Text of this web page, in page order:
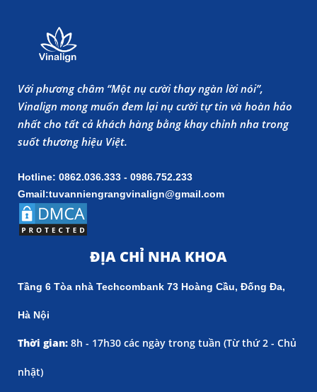
Với phương châm “Một nụ cười thay ngàn lời nói”,
Vinalign mong muốn đem lại nụ cười tự tin và hoàn hảo
nhất cho tất cả khách hàng bằng khay chỉnh nha trong
suốt thương hiệu Việt.
Hotline: 0862.036.333 - 0986.752.233
Gmail:tuvanniengrangvinalign@gmail.com
ĐỊA CHỈ NHA KHOA
Tầng 6 Tòa nhà Techcombank 73 Hoàng Cầu, Đống Đa,
Hà Nội
Thời gian: 8h - 17h30 các ngày trong tuần (Từ thứ 2 - Chủ
nhật)